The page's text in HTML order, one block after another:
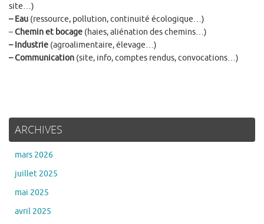
site…)
– Eau (ressource, pollution, continuité écologique…)
–Chemin et bocage (haies, aliénation des chemins…)
– Industrie (agroalimentaire, élevage…)
– Communication (site, info, comptes rendus, convocations…)
ARCHIVES
mars 2026
juillet 2025
mai 2025
avril 2025